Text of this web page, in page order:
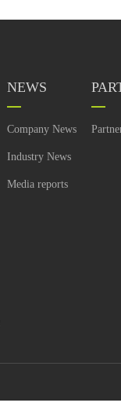
NEWS
Company News
Industry News
Media reports